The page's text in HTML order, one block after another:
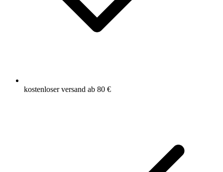
kostenloser versand ab 80 €